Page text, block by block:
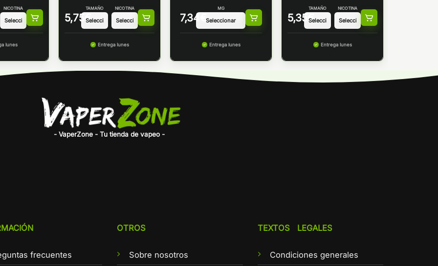
NICOTINA
lunes
5,75 €
TAMAÑO NICOTINA
Entrega lunes
7,34 €
MG
Entrega lunes
5,35 €
TAMAÑO NICOTINA
Entrega lunes
- VaperZone - Tu tienda de vapeo -
frecuentes
OTROS
Sobre nosotros
TEXTOS LEGALES
Condiciones generales